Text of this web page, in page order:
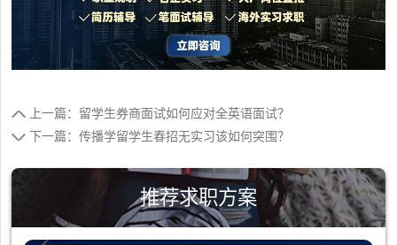
上一篇：留学生券商面试如何应对全英语面试？
下一篇：传播学留学生春招无实习该如何突围？
推荐求职方案